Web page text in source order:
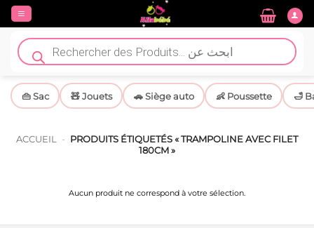
Passer
contenu
Recherche
de
produits
👜 Sac 🧸 Jouets 🚗 Siège auto 👶 Poussette 🛁
ACCUEIL - PRODUITS ÉTIQUETÉS « TRAMPOLINE AVEC FILET
180CM »
Aucun produit ne correspond à votre sélection.